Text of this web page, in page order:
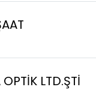
LTD.ŞTİ